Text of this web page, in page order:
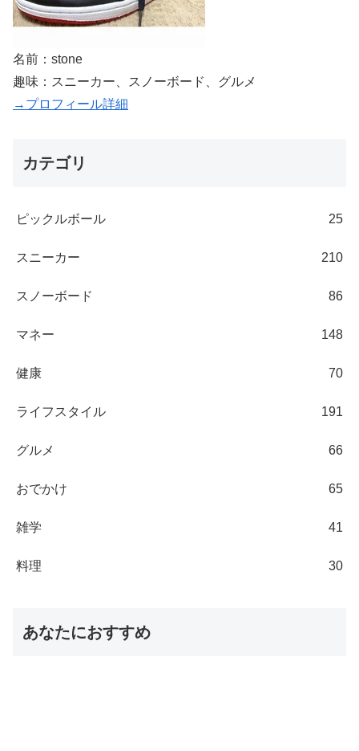
名前：stone
趣味：スニーカー、スノーボード、グルメ
→プロフィール詳細
カテゴリ
ピックルボール 25
スニーカー 210
スノーボード 86
マネー 148
健康 70
ライフスタイル 191
グルメ 66
おでかけ 65
雑学 41
料理 30
あなたにおすすめ